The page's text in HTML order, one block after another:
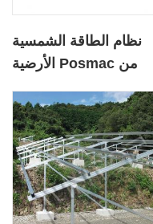
نظام الطاقة الشمسية
الأرضية Posmac من
والزنك